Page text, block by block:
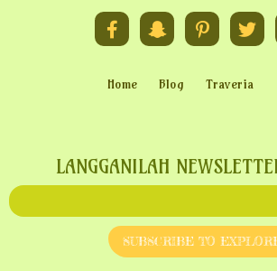
Home Blog Traveria
LANGGANILAH
SUBSCRIBE TO